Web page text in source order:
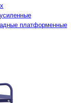
платформенные